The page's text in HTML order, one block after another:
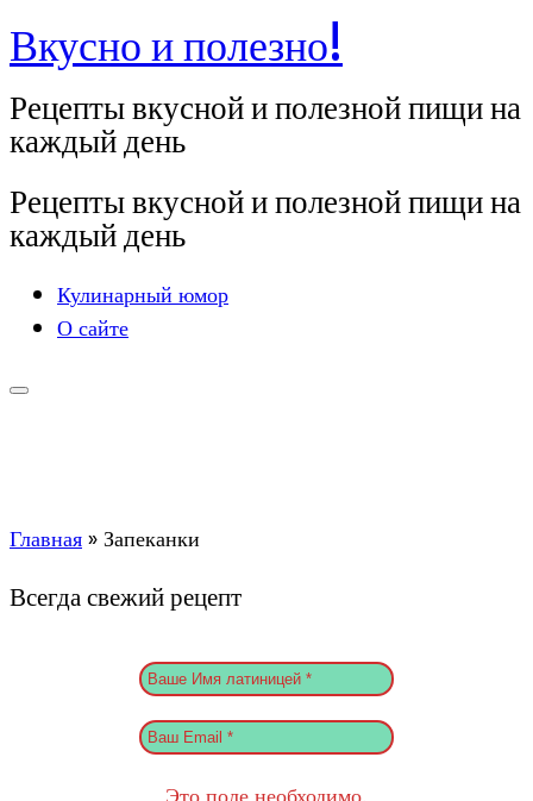
Перейти
содержимому
Вкусно и полезно!
Рецепты вкусной и полезной пищи на
каждый день
Рецепты вкусной и полезной пищи на
каждый день
Кулинарный юмор
О сайте
Главная»Запеканки
Всегда свежий рецепт